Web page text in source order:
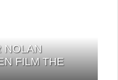
NOLAN
FILM THE